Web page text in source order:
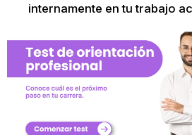
internamente en tu trabajo